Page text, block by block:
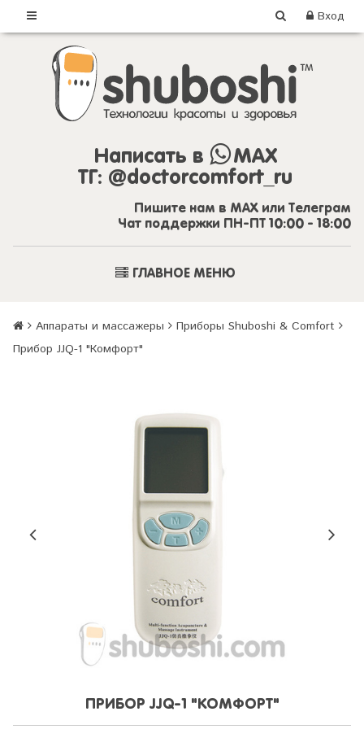
Вход
Написать в
MAX
ТГ: @doctorcomfort_ru
Пишите нам в MAX или Телеграм
Чат поддержки ПН-ПТ 10:00 - 18:00
ГЛАВНОЕ МЕНЮ
Аппараты и массажеры
Приборы Shuboshi & Comfort
Прибор JJQ-1 "Комфорт"
ПРИБОР JJQ-1 "КОМФОРТ"